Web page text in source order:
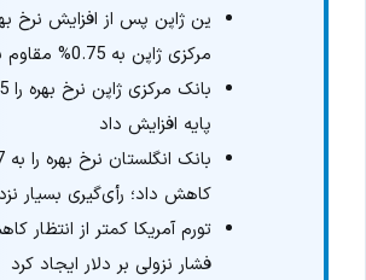
ین ژاپن پس از افزایش نرخ
مرکزی ژاپن به 0.75% مقاوم باقی ماند
پایه افزایش داد
کاهش داد؛ رأی‌گیری بسیار
تورم آمریکا کمتر از انتظار
فشار نزولی بر دلار ایجاد کرد